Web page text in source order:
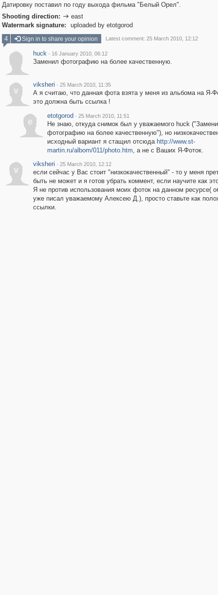
Датировку поставил по году выхода фильма "Белый Орел".
Shooting direction:  east
Watermark signature:
uploaded by etotgorod
4
Sign in to share your opinion Latest comment: 25 March 2010, 12:12
huck · 16 January 2010, 06:12
Заменил фотографию на более качественную.
v
viksheri · 25 March 2010, 11:35
А я считаю, что данная фота взята у меня из альбома на Я-
это должна быть ссылка !
e
etotgorod · 25 March 2010, 11:51
Не знаю, откуда снимок был у уважаемого huck
фотографию на более качественную"), но
исходный вариант я стащил отсюда http://www.st-
martin.ru/albom/011/photo.htm, а не с Ваших Я-Фоток.
v
viksheri · 25 March 2010, 12:12
если сейчас у Вас стоит "низкокачественный" - то у меня
быть не может и я готов убрать коммент, если научите как
Я не против использования моих фоток на данном ресурсе(
уже писал уважаемому Алексею Д.), просто ставьте как
ссылки.